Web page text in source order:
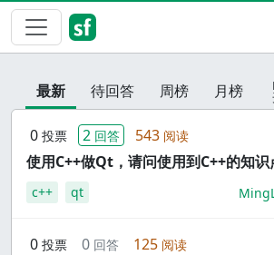
最新 待回答 周榜 月榜
0 投票 2 回答 543 阅读
使用C++做Qt，请问使用到C++的知识
c++ qt
0 投票 0 回答 125 阅读